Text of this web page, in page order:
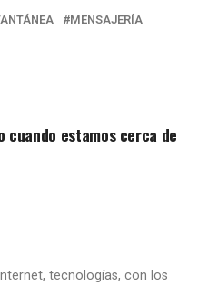
MENSAJERÍA
cuando estamos cerca de
tecnologías, con los